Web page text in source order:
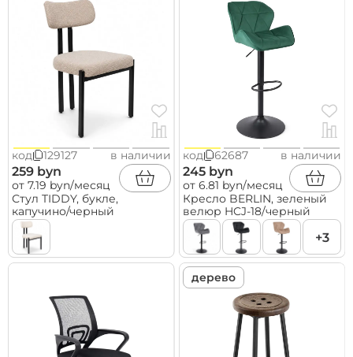
код 129127 в наличии
259 byn
от 7.19 byn/месяц
Стул TIDDY, букле,
капучино/черный
код 62687 в наличии
245 byn
от 6.81 byn/месяц
Кресло BERLIN, зеленый
велюр HCJ-18/черный
+3
дерево